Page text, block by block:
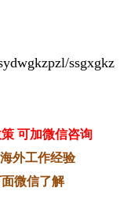
ssgxgkz
可加微信咨询
外工作经验
微信了解